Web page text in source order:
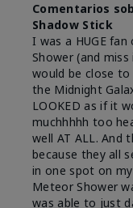
Comentarios
Shadow Stick
I was a HUGE
Shower (and
would be close
the Midnight
LOOKED as if it
muchhhhh too
well AT ALL. And
because they all
in one spot on my
Meteor Shower
was able to just